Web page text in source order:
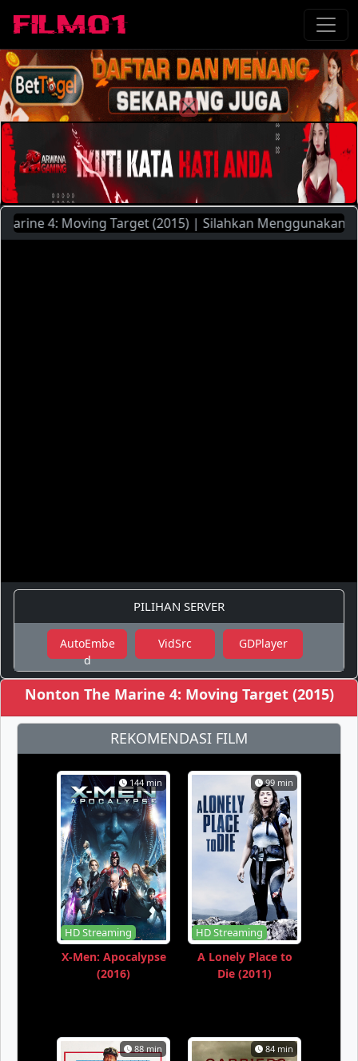
4: Moving Target (2015) | Silahkan Menggunakan
PILIHAN SERVER
AutoEmbe
d
VidSrc GDPlayer
Nonton The Marine 4: Moving Target (2015)
REKOMENDASI FILM
144 min
HD Streaming
X-Men: Apocalypse
(2016)
99 min
HD Streaming
A Lonely Place to
Die (2011)
88 min 84 min